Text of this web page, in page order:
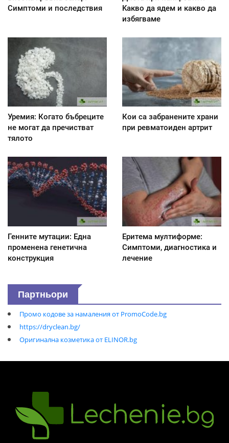
Симптоми и последствия
Kакво да ядем и какво да
избягваме
Уремия: Когато бъбреците
не могат да пречистват
тялото
Кои са забранените храни
при ревматоиден артрит
Генните мутации: Една
променена генетична
конструкция
Еритема мултиформе:
Симптоми, диагностика и
лечение
Партньори
Промо кодове за намаления от PromoCode.bg
https://dryclean.bg/
Оригинална козметика от ELINOR.bg